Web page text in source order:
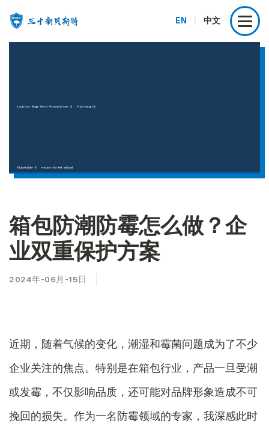
EN 中文
箱包防潮防霉怎么做？企
业双重保护方案
2024年-06月-15日
近期，随着气候的变化，潮湿和霉菌问题成为了不少
企业关注的焦点。特别是在箱包行业，产品一旦受潮
或发霉，不仅影响品质，还可能对品牌形象造成不可
挽回的损失。作为一名防霉领域的专家，我深感此时